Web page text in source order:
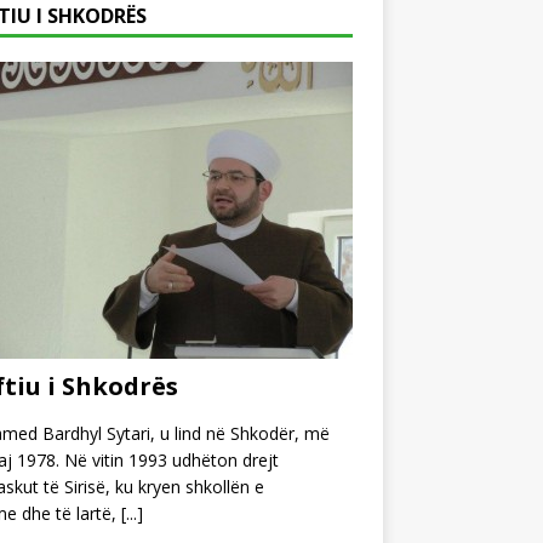
I SHKODRËS
i Shkodrës
Bardhyl Sytari, u lind në Shkodër, më
1978. Në vitin 1993 udhëton drejt
të Sirisë, ku kryen shkollën e
dhe të lartë, [...]